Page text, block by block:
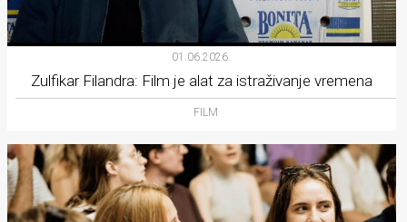
01.06.2026.
Zulfikar Filandra: Film je alat za istraživanje vremena
FILM